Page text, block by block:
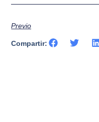
Previo
Compartir: